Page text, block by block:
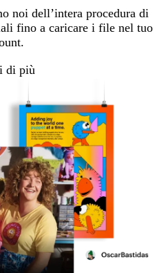
noi dell’intera procedura di
fino a caricare i file nel tuo
di più